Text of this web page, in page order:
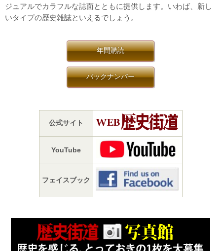
ジュアルでカラフルな誌面とともに提供します。いわば、新し
いタイプの歴史雑誌といえるでしょう。
年間購読
バックナンバー
公式サイト
YouTube
フェイスブック